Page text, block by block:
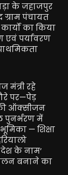
के जहाजपुर
पंचायत
का किया
एवं पर्यावरण
मंत्री रहे
पर—पेड़
ऑक्सीजन
पुनर्भरण में
— शिक्षा
के नाम’
बनाने का